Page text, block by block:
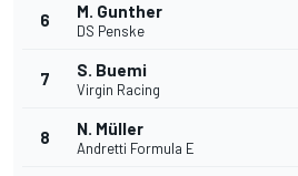
6 M. Gunther
DS Penske
7 S. Buemi
Virgin Racing
8 N. Müller
Andretti Formula E